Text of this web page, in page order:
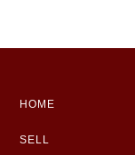
HOME
SELL